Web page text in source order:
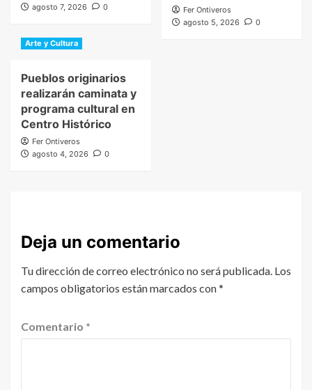
agosto 7, 2026
0
Fer Ontiveros
agosto 5, 2026
0
Arte y Cultura
Pueblos originarios
realizarán caminata y
programa cultural en
Centro Histórico
Fer Ontiveros
agosto 4, 2026
0
Deja un comentario
Tu dirección de correo electrónico no será publicada. Los
campos obligatorios están marcados con*
Comentario *